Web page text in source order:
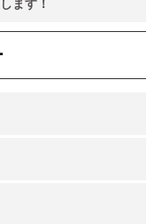
ます！